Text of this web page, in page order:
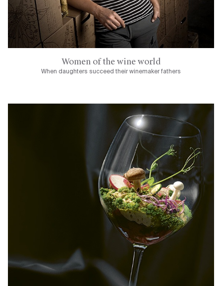
Women of the wine world
When daughters succeed their winemaker fathers